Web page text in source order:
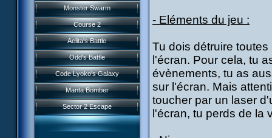
Monster Swarm
Course 2
Aelita's Battle
Odd's Battle
Code Lyoko's Galaxy
Manta Bomber
Sector 2 Escape
Présentation
News IFSCL
Le créateur
Médias
Questions fréquentes
Téléchargements
Réseau IFSCL
- Eléments du jeu :
Tu dois détruire
l'écran. Pour cela, tu
évènements, tu as
sur l'écran. Mais
toucher par un laser
l'écran, tu perds de la